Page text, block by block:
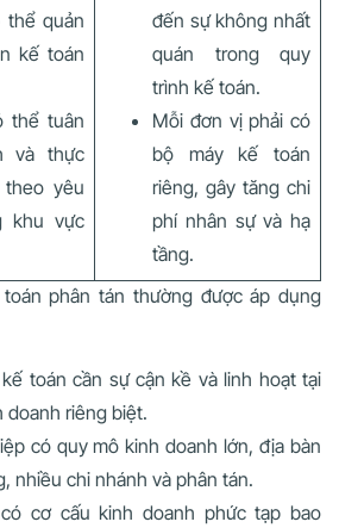
quản
kế toán
thể tuân
và thực
yêu
khu vực
đến sự không nhất
quán trong quy
trình kế toán.
Mỗi đơn vị phải có
bộ máy kế toán
riêng, gây tăng chi
phí nhân sự và hạ
tầng.
phân tán thường được áp dụng
toán cần sự cận kề và linh hoạt tại
doanh riêng biệt.
có quy mô kinh doanh lớn, địa bàn
nhiều chi nhánh và phân tán.
cơ cấu kinh doanh phức tạp bao